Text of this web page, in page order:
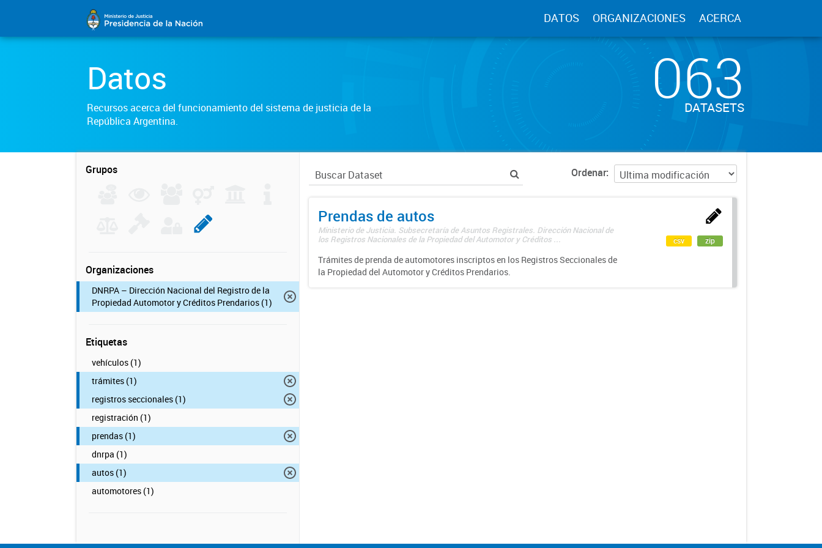
DATOS ORGANIZACIONES ACERCA
Datos
Recursos acerca del funcionamiento del sistema de justicia de la
República Argentina.
063
DATASETS
Grupos
Organizaciones
DNRPA – Dirección Nacional del Registro de la
Propiedad Automotor y Créditos Prendarios (1)
Etiquetas
vehículos (1)
trámites (1)
registros seccionales (1)
registración (1)
prendas (1)
dnrpa (1)
autos (1)
automotores (1)
Ordenar
Prendas de autos
Ministerio de Justicia. Subsecretaría de Asuntos Registrales. Dirección Nacional de
los Registros Nacionales de la Propiedad del Automotor y Créditos ...
Trámites de prenda de automotores inscriptos en los Registros Seccionales de
la Propiedad del Automotor y Créditos Prendarios.
csv zip